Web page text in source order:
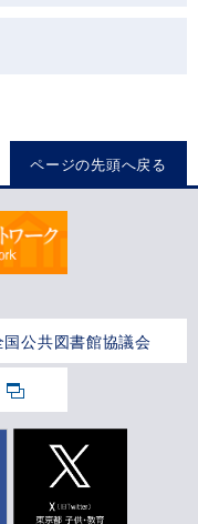
ページの先頭へ戻る
国公共図書館協議会